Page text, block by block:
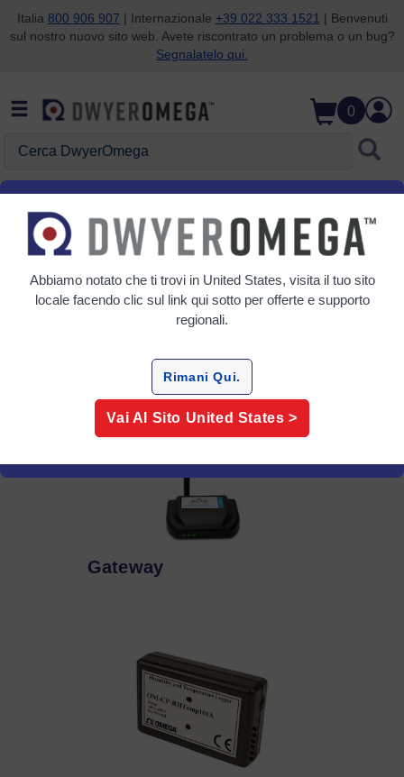
Salta alla ricerca
Salta al contenuto principale
Salta alla navigazione
Italia 800 906 907 | Internazionale +39 022 333 1521 | Benvenuti
sul nostro nuovo sito web. Avete riscontrato un problema o un bug?
Segnalatelo qui.
0
Home Acquisizione dati Monitoraggio ambientale
Monitoraggio ambientale
Gateway
Abbiamo notato che ti trovi in United States, visita il tuo sito
locale facendo clic sul link qui sotto per offerte e supporto
regionali.
Rimani Qui.
Vai Al Sito United States >